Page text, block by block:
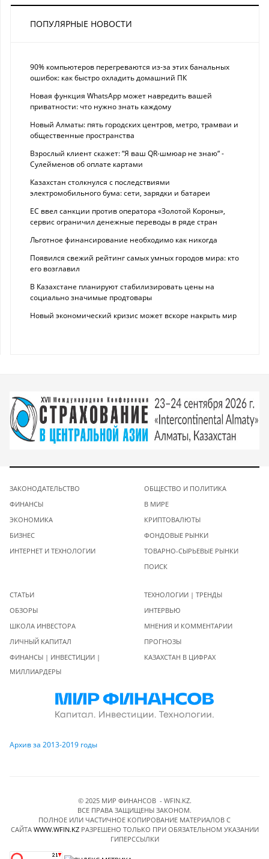
ПОПУЛЯРНЫЕ НОВОСТИ
90% компьютеров перегреваются из-за этих банальных
ошибок: как быстро охладить домашний ПК
Новая функция WhatsApp может навредить вашей
приватности: что нужно знать каждому
Новый Алматы: пять городских центров, метро, трамваи и
общественные пространства
Взрослый клиент скажет: “Я ваш QR-шмюар не знаю“ -
Сулейменов об оплате картами
Казахстан столкнулся с последствиями
электромобильного бума: сети, зарядки и батареи
ЕС ввел санкции против оператора «Золотой Короны»,
сервис ограничил денежные переводы в ряде стран
Льготное финансирование необходимо как никогда
Появился свежий рейтинг самых умных городов мира: кто
его возглавил
В Казахстане планируют стабилизировать цены на
социально значимые продтовары
Новый экономический кризис может вскоре накрыть мир
ЗАКОНОДАТЕЛЬСТВО
ФИНАНСЫ
ЭКОНОМИКА
БИЗНЕС
ИНТЕРНЕТ И ТЕХНОЛОГИИ
ОБЩЕСТВО И ПОЛИТИКА
В МИРЕ
КРИПТОВАЛЮТЫ
ФОНДОВЫЕ РЫНКИ
ТОВАРНО-СЫРЬЕВЫЕ РЫНКИ
ПОИСК
СТАТЬИ
ОБЗОРЫ
ШКОЛА ИНВЕСТОРА
ЛИЧНЫЙ КАПИТАЛ
ФИНАНСЫ | ИНВЕСТИЦИИ |
МИЛЛИАРДЕРЫ
ТЕХНОЛОГИИ | ТРЕНДЫ
ИНТЕРВЬЮ
МНЕНИЯ И КОММЕНТАРИИ
ПРОГНОЗЫ
КАЗАХСТАН В ЦИФРАХ
Архив за 2013-2019 годы
© 2025 МИР ФИНАНСОВ - WFIN.KZ.
ВСЕ ПРАВА ЗАЩИЩЕНЫ ЗАКОНОМ.
ПОЛНОЕ ИЛИ ЧАСТИЧНОЕ КОПИРОВАНИЕ МАТЕРИАЛОВ C
САЙТА WWW.WFIN.KZРАЗРЕШЕНО ТОЛЬКО ПРИ ОБЯЗАТЕЛЬНОМ УКАЗАНИИ
ГИПЕРССЫЛКИ